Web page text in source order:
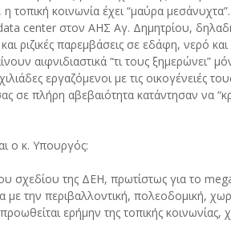
κοινωνία έχει “μαύρα
center στον ΑΗΣ Αγ. Δημητρίου,
ριζικές παρεμβάσεις σε εδάφη, νερό
αιφνιδιαστικά “τι τους ξημερώνει”
εργαζόμενοι με τις οικογένειές
σε πλήρη αβεβαιότητα κατάντησαν να
ο κ. Υπουργός:
σχεδίου της ΔΕΗ, πρωτίστως για το
την περιβαλλοντική, πολεοδομική,
ερήμην της τοπικής